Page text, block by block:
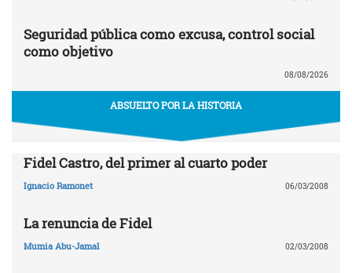
Seguridad pública como excusa, control social
como objetivo
08/08/2026
ABSUELTO POR LA HISTORIA
Fidel Castro, del primer al cuarto poder
Ignacio Ramonet 06/03/2008
La renuncia de Fidel
Mumia Abu-Jamal 02/03/2008